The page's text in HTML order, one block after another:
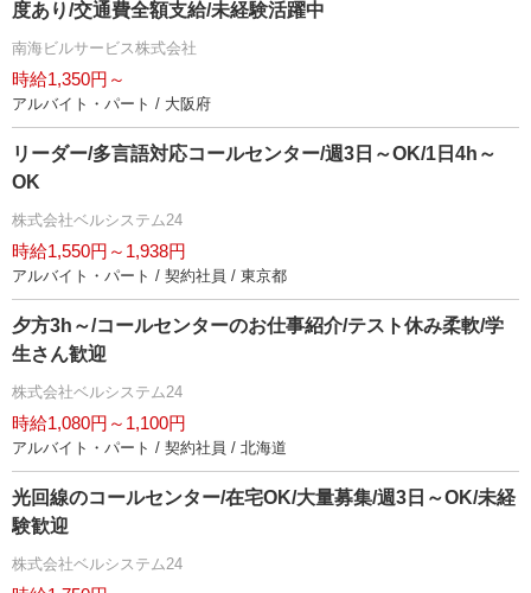
度あり/交通費全額支給/未経験活躍中
南海ビルサービス株式会社
時給1,350円～
アルバイト・パート / 大阪府
リーダー/多言語対応コールセンター/週3日～OK/1日4h～
OK
株式会社ベルシステム24
時給1,550円～1,938円
アルバイト・パート / 契約社員 / 東京都
夕方3h～/コールセンターのお仕事紹介/テスト休み柔軟/学
生さん歓迎
株式会社ベルシステム24
時給1,080円～1,100円
アルバイト・パート / 契約社員 / 北海道
光回線のコールセンター/在宅OK/大量募集/週3日～OK/未経
験歓迎
株式会社ベルシステム24